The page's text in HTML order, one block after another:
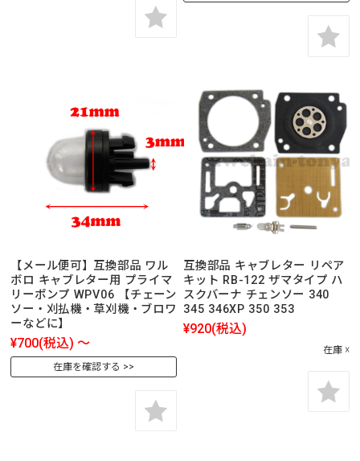
【メール便可】互換部品 ワル
ボロ キャブレター用 プライマ
リーポンプ WPV06 【チェーン
ソー・刈払機・草刈機・ブロワ
ーなどに】
¥700(税込) ～
在庫を確認する
互換部品 キャブレター リペア
キット RB-122 ザマタイプ ハ
スクバーナ チェンソー 340
345 346XP 350 353
¥920(税込)
在庫 ☓